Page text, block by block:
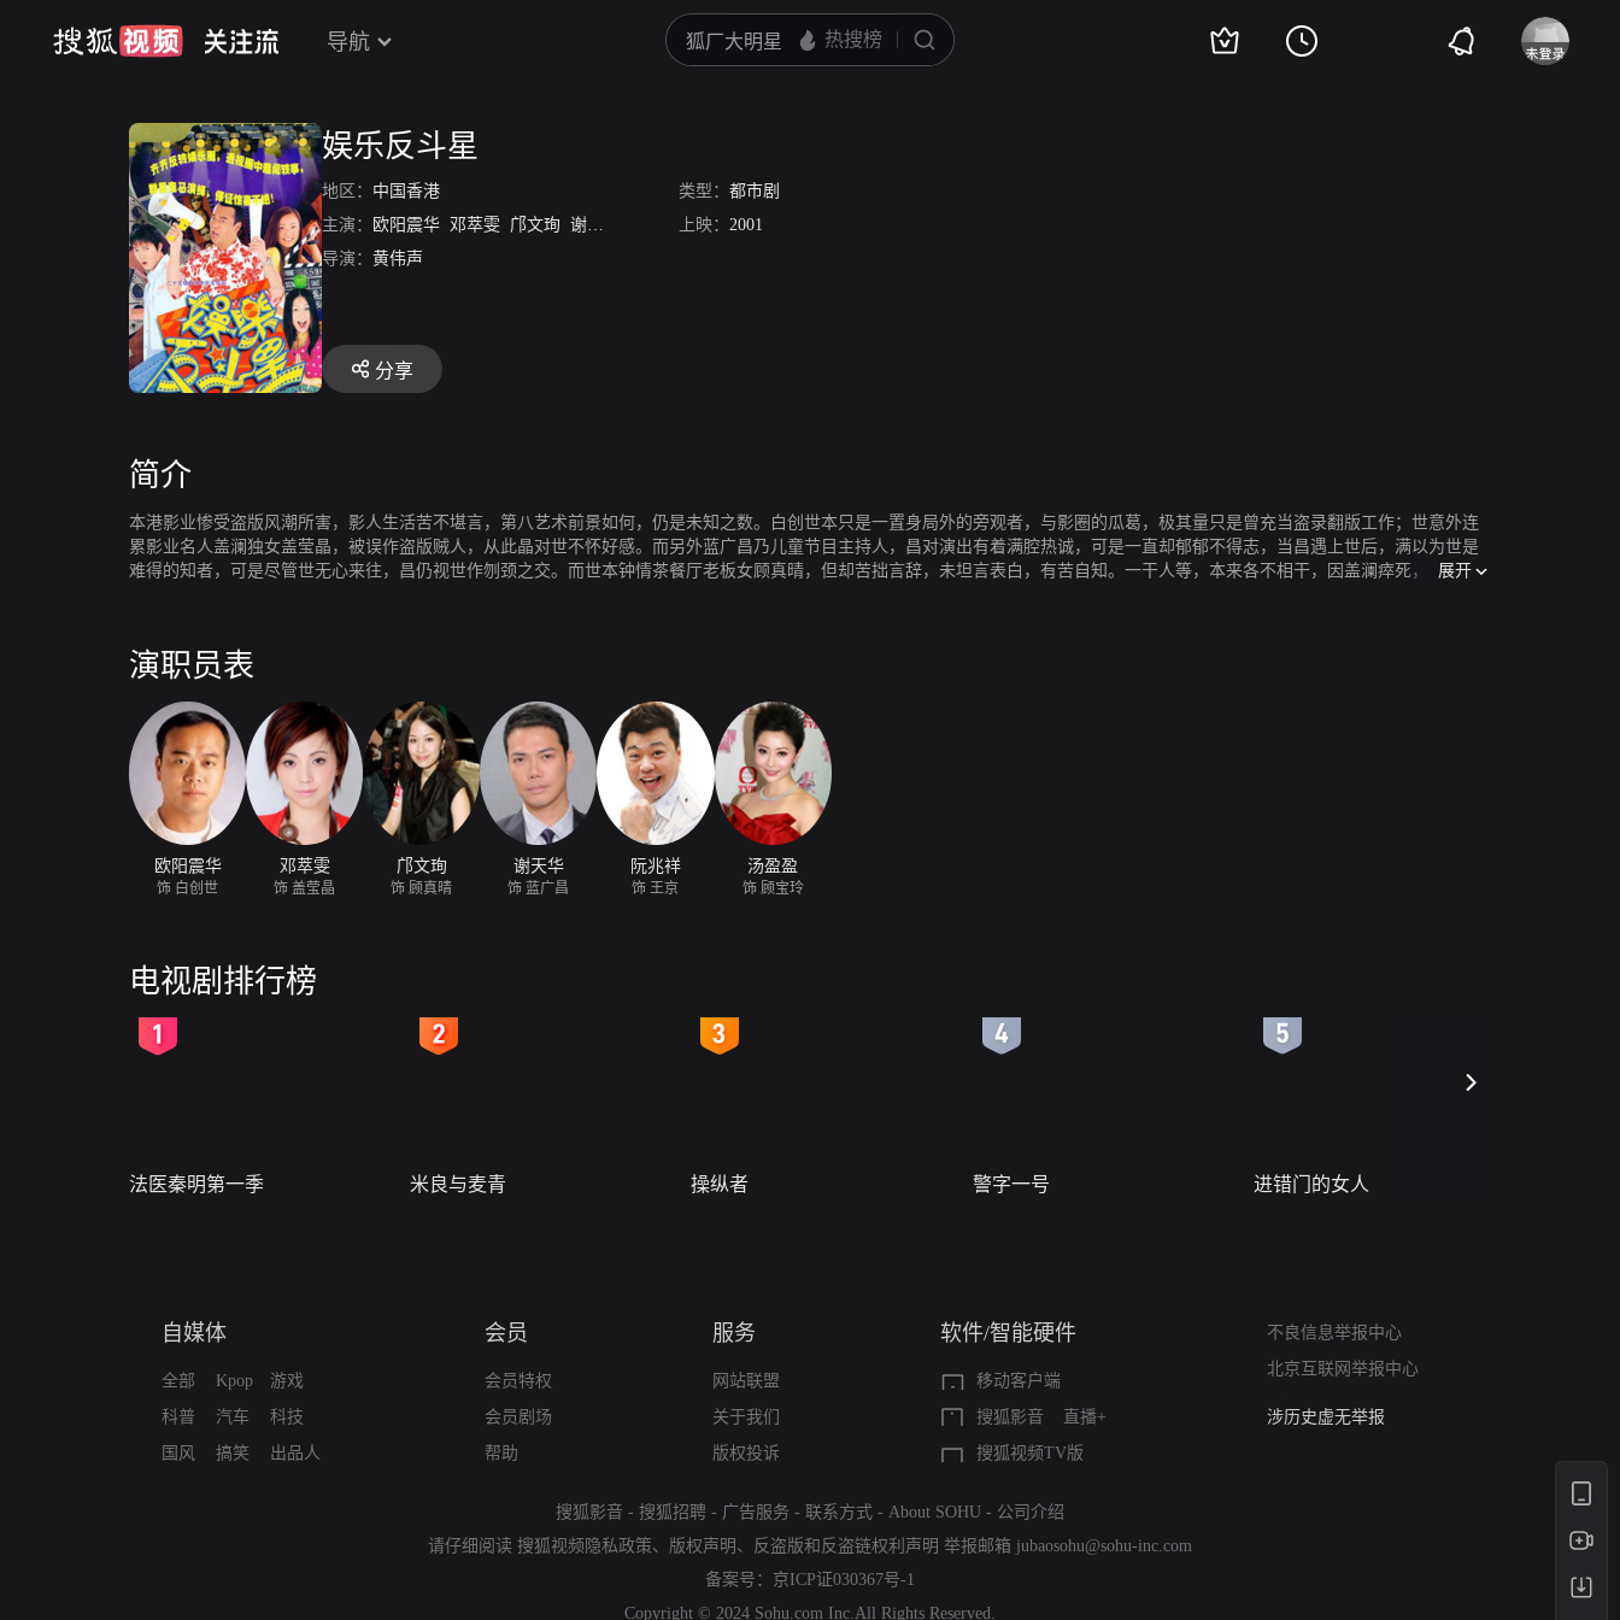
导航
娱乐反斗星
地区： 中国香港 类型： 都市剧
主演：
欧阳震华 邓萃雯 邝文珣 谢天华 汤盈盈
上映： 2001
导演： 黄伟声
分享
简介
本港影业惨受盗版风潮所害，影人生活苦不堪言，第八艺术前景如何，仍是未知之数。白创世本只是一置身局外的旁观者，与影圈的瓜葛，极其量只是曾充当盗录翻版工作；世意外连
累影业名人盖澜独女盖莹晶，被误作盗版贼人，从此晶对世不怀好感。而另外蓝广昌乃儿童节目主持人，昌对演出有着满腔热诚，可是一直却郁郁不得志，当昌遇上世后，满以为世是
难得的知者，可是尽管世无心来往，昌仍视世作刎颈之交。而世本钟情茶餐厅老板女顾真晴，但却苦拙言辞，未坦言表白，有苦自知。一干人等，本来各不相干，因盖澜瘁死，众人命
座电影，赚取所需抵债。
展开
演职员表
欧阳震华
饰 白创世
邓萃雯
饰 盖莹晶
邝文珣
饰 顾真晴
谢天华
饰 蓝广昌
阮兆祥
饰 王京
汤盈盈
饰 顾宝玲
电视剧排行榜
法医秦明第一季 米良与麦青 操纵者 警字一号 进错门的女人
自媒体
全部
科普
国风
Kpop
汽车
搞笑
游戏
科技
出品人
会员
会员特权
会员剧场
帮助
服务
网站联盟
关于我们
版权投诉
软件/智能硬件
移动客户端
搜狐影音
直播+
搜狐视频TV版
不良信息举报中心
北京互联网举报中心
亚运会举报专区
涉历史虚无举报
搜狐影音 - 搜狐招聘 - 广告服务 - 联系方式 - About SOHU - 公司介绍
请仔细阅读 搜狐视频隐私政策、 版权声明 、 反盗版和反盗链权利声明 举报邮箱 jubaosohu@sohu-inc.com
备案号： 京ICP证030367号-1
Copyright © 2024 Sohu.com Inc.All Rights Reserved.